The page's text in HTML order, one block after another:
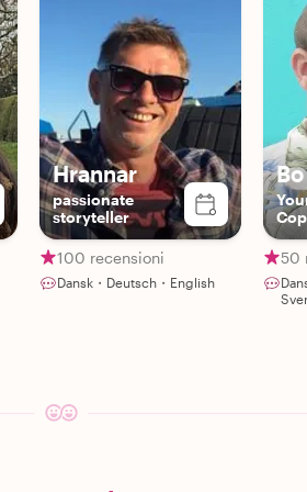
Hrannar
passionate
storyteller
100 recensioni
Dansk・Deutsch・English
50